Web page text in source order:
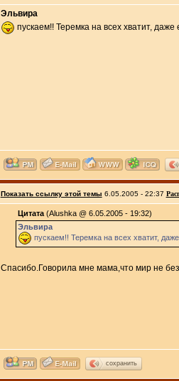
Эльвира
пускаем!! Теремка на всех хватит,
Показать ссылку этой темы 6.05.2005 - 22:37
Цитата(Alushka @ 6.05.2005 - 19:32)
Эльвира
пускаем!! Теремка на всех хватит,
Спасибо.Говорила мне мама,что мир не
сохранить